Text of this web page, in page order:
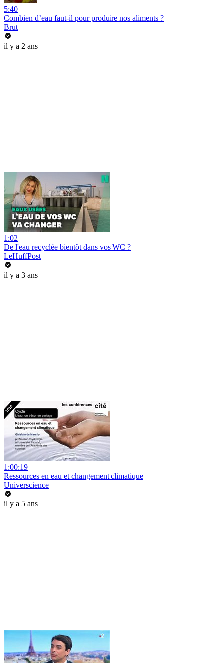
5:40
Combien d’eau faut-il pour produire nos aliments ?
Brut
il y a 2 ans
1:02
De l'eau recyclée bientôt dans vos WC ?
LeHuffPost
il y a 3 ans
1:00:19
Ressources en eau et changement climatique
Universcience
il y a 5 ans